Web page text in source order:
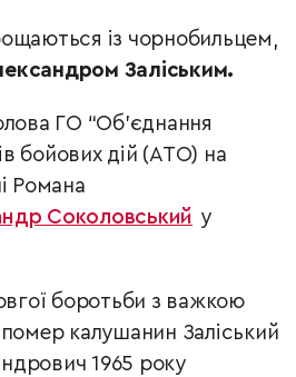
із чорнобильцем,
Заліським.
ГО “Об’єднання
бойових дій (АТО) на
Романа
Соколовський у
боротьби з важкою
калушанин Заліський
1965 року